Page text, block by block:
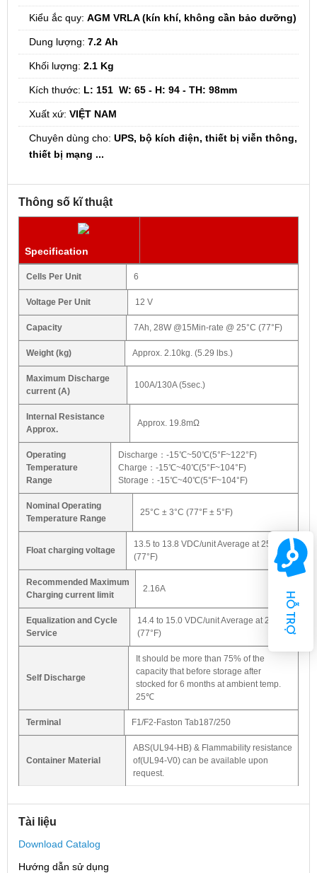
HỖ TRỢ
Kiểu ắc quy: AGM VRLA (kín khí, không cần bảo dưỡng)
Dung lượng: 7.2 Ah
Khối lượng: 2.1 Kg
Kích thước: L: 151 W: 65 - H: 94 - TH: 98mm
Xuất xứ: VIỆT NAM
Chuyên dùng cho: UPS, bộ kích điện, thiết bị viễn thông,
thiết bị mạng ...
Thông số kĩ thuật
Specification
Cells Per Unit 6
Voltage Per Unit 12 V
Capacity 7Ah, 28W @15Min-rate @ 25°C (77°F)
Weight (kg) Approx. 2.10kg. (5.29 lbs.)
Maximum Discharge
current (A)
100A/130A (5sec.)
Internal Resistance
Approx.
Approx. 19.8mΩ
Operating
Temperature
Range
Discharge：-15℃~50℃(5°F~122°F)
Charge：-15℃~40℃(5°F~104°F)
Storage：-15℃~40℃(5°F~104°F)
Nominal Operating
Temperature Range
25°C ± 3°C (77°F ± 5°F)
Float charging voltage
13.5 to 13.8 VDC/unit Average at 25°C
(77°F)
Recommended Maximum
Charging current limit
2.16A
Equalization and Cycle
Service
14.4 to 15.0 VDC/unit Average at 25°C
(77°F)
Self Discharge
It should be more than 75% of the
capacity that before storage after
stocked for 6 months at ambient temp.
25℃
Terminal F1/F2-Faston Tab187/250
Container Material
ABS(UL94-HB) & Flammability resistance
of(UL94-V0) can be available upon
request.
Tài liệu
Download Catalog
Hướng dẫn sử dụng